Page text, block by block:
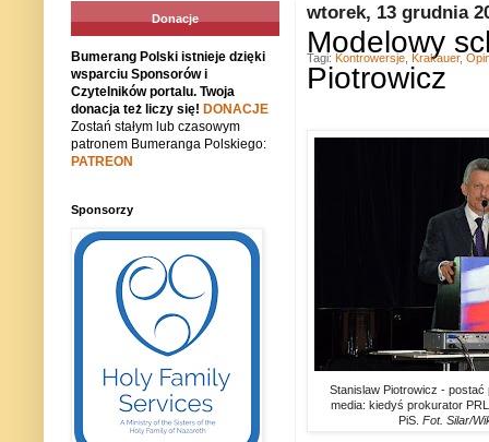
wtorek, 13 grudnia
Modelowy
Piotrowicz
Stanislaw Piotrowicz -
media: kiedyś prokurator
PiS. Fot. Silar/
Tagi: Kontrowersje Krakauer,
Donacje
Bumerang Polski istnieje dzięki
wsparciu Sponsorów i
Czytelników portalu. Twoja
donacja też liczy się! DONACJE
Zostań stałym lub czasowym
patronem Bumeranga Polskiego:
PATREON
Sponsorzy